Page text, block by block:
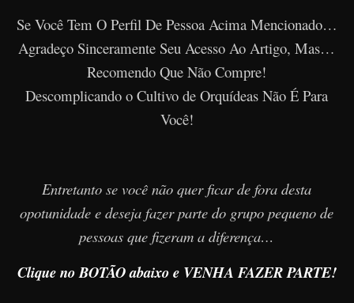
Se Você Tem O Perfil De Pessoa Acima Mencionado…
Agradeço Sinceramente Seu Acesso Ao Artigo, Mas…
Recomendo Que Não Compre!
Descomplicando o Cultivo de Orquídeas Não É Para
Você!
Entretanto se você não quer ficar de fora desta
opotunidade e deseja fazer parte do grupo pequeno de
pessoas que fizeram a diferença…
Clique no BOTÃO abaixo e VENHA FAZER PARTE!